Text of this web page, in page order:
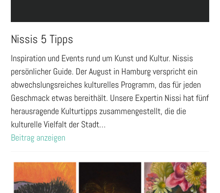
Nissis 5 Tipps
Inspiration und Events rund um Kunst und Kultur. Nissis
persönlicher Guide. Der August in Hamburg verspricht ein
abwechslungsreiches kulturelles Programm, das für jeden
Geschmack etwas bereithält. Unsere Expertin Nissi hat fünf
herausragende Kulturtipps zusammengestellt, die die
kulturelle Vielfalt der Stadt…
Beitrag anzeigen